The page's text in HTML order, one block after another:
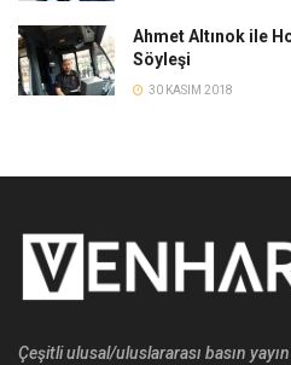
Ahmet Altınok ile
Söyleşi
30 KASIM 2018
Çeşitli ulusal/uluslararası basın